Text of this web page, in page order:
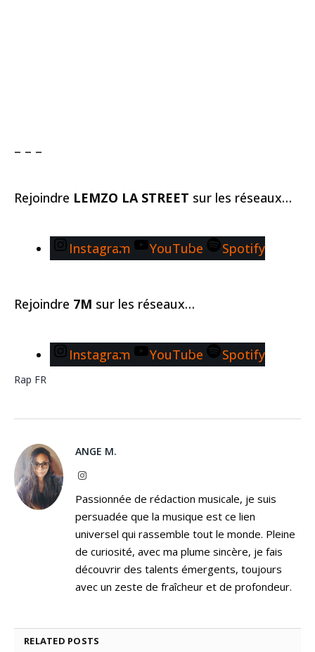
– – –
Rejoindre LEMZO LA STREET sur les réseaux…
Instagram YouTube Spotify
Rejoindre 7M sur les réseaux…
Instagram YouTube Spotify
Rap FR
ANGE M.
Instagram
Passionnée de rédaction musicale, je suis
persuadée que la musique est ce lien
universel qui rassemble tout le monde. Pleine
de curiosité, avec ma plume sincère, je fais
découvrir des talents émergents, toujours
avec un zeste de fraîcheur et de profondeur.
RELATED POSTS